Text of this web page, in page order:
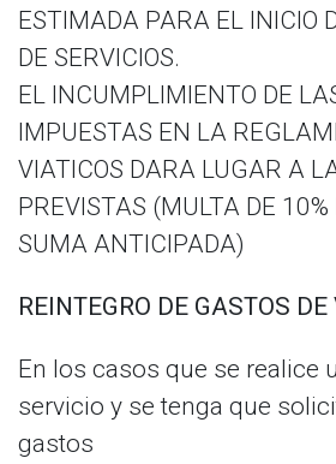
ESTIMADA PARA EL INICIO
DE SERVICIOS.
EL INCUMPLIMIENTO DE
IMPUESTAS EN LA
VIATICOS DARA LUGAR A
PREVISTAS (MULTA DE 10%
SUMA ANTICIPADA)
REINTEGRO DE GASTOS
En los casos que se realice
servicio y se tenga que
gastos